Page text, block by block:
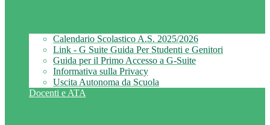
Calendario Scolastico A.S. 2025/2026
Link - G Suite Guida Per Studenti e Genitori
Guida per il Primo Accesso a G-Suite
Informativa sulla Privacy
Uscita Autonoma da Scuola
Docenti e ATA